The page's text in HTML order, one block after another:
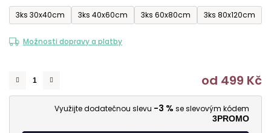
3ks 30x40cm
3ks 40x60cm 3ks 60x80cm 3ks 80x120cm
Možnosti dopravy a platby
od 499 Kč
Využijte dodatečnou slevu -3 % se slevovým kódem
3PROMO